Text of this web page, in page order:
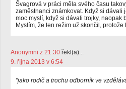
Švagrová v práci měla svého času
zaměstnanci známkovat. Když si dávali
moc myslí, když si dávali trojky, naopak
Myslím, že ten režim už skončil,
Anonymni z 21:30 řekl(a)...
9. října 2013 v 6:54
"jako rodič a trochu odborník ve